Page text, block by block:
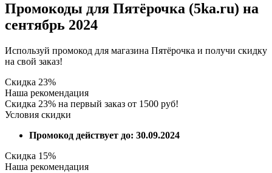
Промокоды для Пятёрочка (5ka.ru) на
сентябрь 2024
Используй промокод для магазина Пятёрочка и получи скидку
на свой заказ!
Скидка 23%
Наша рекомендация
Скидка 23% на первый заказ от 1500 руб!
Условия скидки
Промокод действует до: 30.09.2024
Скидка 15%
Наша рекомендация